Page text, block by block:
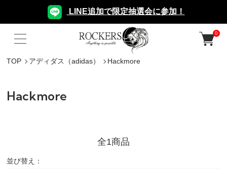
LINE追加で限定抽選会に参加！
0
TOP アディダス（adidas） Hackmore
Hackmore
全1商品
並び替え：